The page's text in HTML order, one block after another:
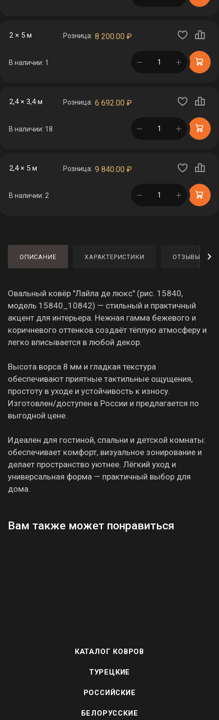
2 × 5 м Розница: 8 200.00 ₽
В наличии: 1 в корзине
2,4 × 3,4 м Розница: 6 692.00 ₽
В наличии: 18 в корзине
2,4 × 5 м Розница: 9 840.00 ₽
В наличии: 2 в корзине
ОПИСАНИЕ ХАРАКТЕРИСТИКИ ОТЗЫВЫ
Овальный ковёр "Лайла де люкс" (рис. 15840,
модель 15840_10842) — стильный и практичный
акцент для интерьера. Нежная гамма бежевого и
коричневого оттенков создаёт тёплую атмосферу и
легко вписывается в любой декор.
Высота ворса 8 мм и гладкая текстура
обеспечивают приятные тактильные ощущения,
простоту в уходе и устойчивость к износу.
Изготовлен/доступен в России и предлагается по
выгодной цене.
Идеален для гостиной, спальни и детской комнаты:
обеспечивает комфорт, визуальное зонирование и
делает пространство уютнее. Лёгкий уход и
универсальная форма — практичный выбор для
дома.
Вам также может понравиться
КАТАЛОГ КОВРОВ
ТУРЕЦКИЕ
РОССИЙСКИЕ
БЕЛОРУССКИЕ